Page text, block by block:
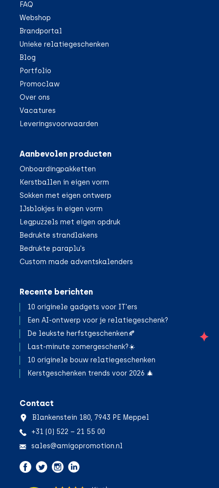
FAQ
Webshop
Brandportal
Unieke relatiegeschenken
Blog
Portfolio
Promoclaw
Over ons
Vacatures
Leveringsvoorwaarden
Aanbevolen producten
Onboardingpakketten
Kerstballen in eigen vorm
Sokken met eigen ontwerp
IJsblokjes in eigen vorm
Legpuzzels met eigen opdruk
Bedrukte strandlakens
Bedrukte paraplu's
Custom made adventskalenders
Recente berichten
10 originele gadgets voor IT'ers
Een AI-ontwerp voor je relatiegeschenk?
De leukste herfstgeschenken🍂
Last-minute zomergeschenk?☀️
10 originele bouw relatiegeschenken
Kerstgeschenken trends voor 2026 🎄
Contact
Blankenstein 180, 7943 PE Meppel
+31 (0) 522 – 21 55 00
sales@amigopromotion.nl
;